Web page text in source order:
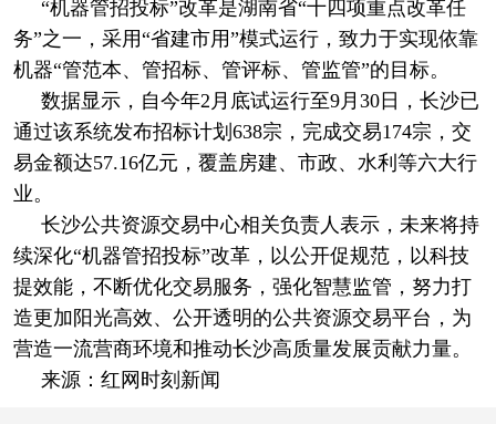
“机器管招投标”改革是湖南省“十四项重点改革任
务”之一，采用“省建市用”模式运行，致力于实现依靠
机器“管范本、管招标、管评标、管监管”的目标。
数据显示，自今年2月底试运行至9月30日，长沙已
通过该系统发布招标计划638宗，完成交易174宗，交
易金额达57.16亿元，覆盖房建、市政、水利等六大行
业。
长沙公共资源交易中心相关负责人表示，未来将持
续深化“机器管招投标”改革，以公开促规范，以科技
提效能，不断优化交易服务，强化智慧监管，努力打
造更加阳光高效、公开透明的公共资源交易平台，为
营造一流营商环境和推动长沙高质量发展贡献力量。
来源：红网时刻新闻